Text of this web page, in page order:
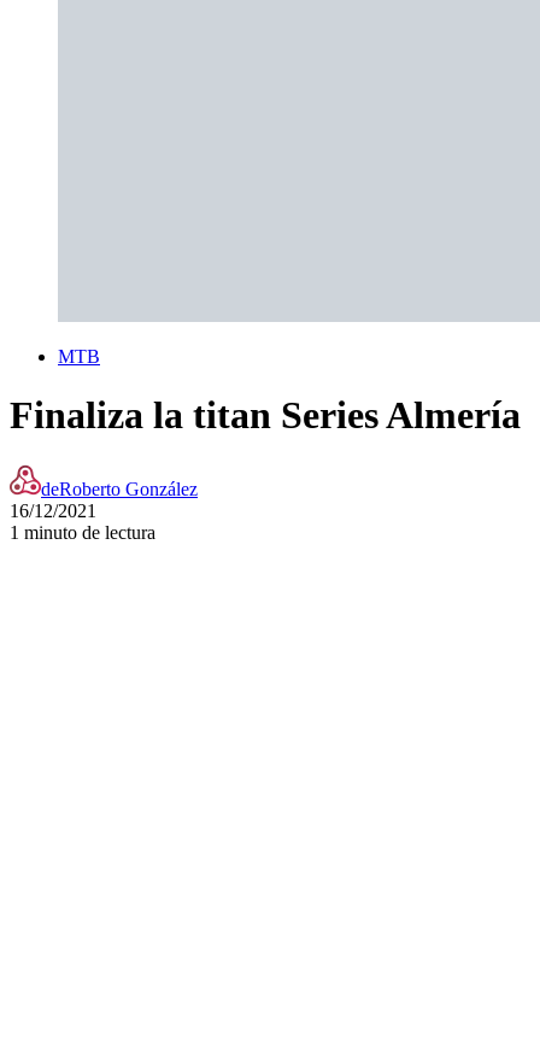
MTB
Finaliza la titan Series Almería
deRoberto González
16/12/2021
1 minuto de lectura